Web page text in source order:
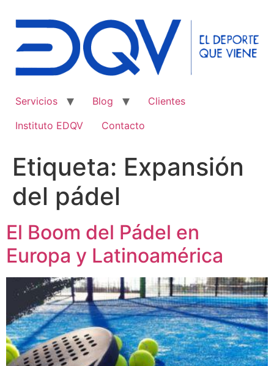
Servicios Blog
Clientes
Instituto EDQV
Contacto
Etiqueta: Expansión
del pádel
El Boom del Pádel en
Europa y Latinoamérica